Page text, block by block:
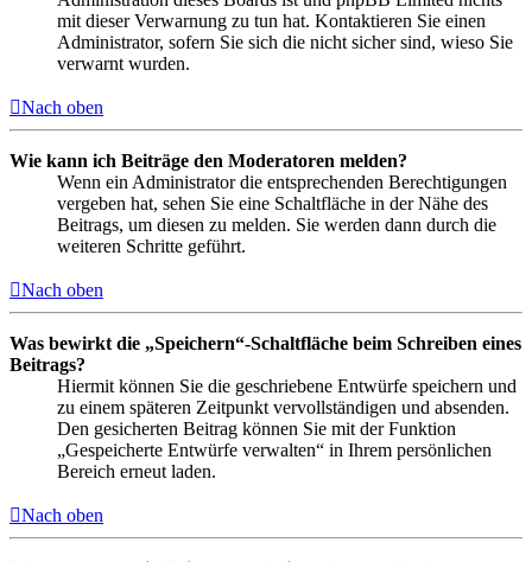
mit dieser Verwarnung zu tun hat. Kontaktieren Sie einen
Administrator, sofern Sie sich die nicht sicher sind, wieso Sie
verwarnt wurden.
Nach oben
Wie kann ich Beiträge den Moderatoren melden?
Wenn ein Administrator die entsprechenden Berechtigungen
vergeben hat, sehen Sie eine Schaltfläche in der Nähe des
Beitrags, um diesen zu melden. Sie werden dann durch die
weiteren Schritte geführt.
Nach oben
Was bewirkt die „Speichern“-Schaltfläche beim Schreiben eines
Beitrags?
Hiermit können Sie die geschriebene Entwürfe speichern und
zu einem späteren Zeitpunkt vervollständigen und absenden.
Den gesicherten Beitrag können Sie mit der Funktion
„Gespeicherte Entwürfe verwalten“ in Ihrem persönlichen
Bereich erneut laden.
Nach oben